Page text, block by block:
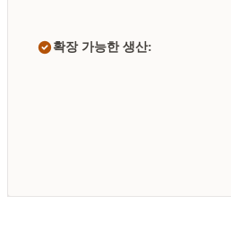
확장 가능한 생산: